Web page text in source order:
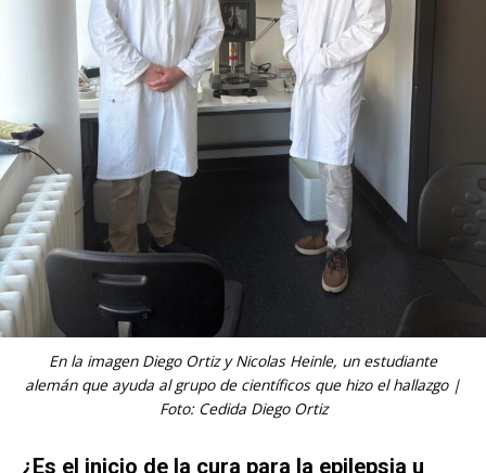
En la imagen Diego Ortiz y Nicolas Heinle, un estudiante
alemán que ayuda al grupo de científicos que hizo el hallazgo |
Foto: Cedida Diego Ortiz
¿Es el inicio de la cura para la epilepsia u